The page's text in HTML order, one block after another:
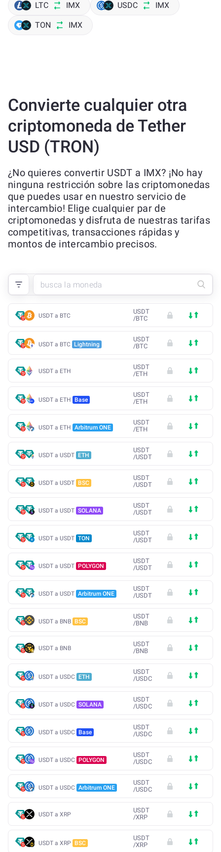
LTC IMX USDC IMX
TON IMX
Convierte cualquier otra
criptomoneda de Tether
USD (TRON)
¿No quieres convertir USDT a IMX? ¡No hay
ninguna restricción sobre las criptomonedas
que puedes usar en nuestro servicio de
intercambio! Elige cualquier par de
criptomonedas y disfruta de nuestras tarifas
competitivas, transacciones rápidas y
montos de intercambio precisos.
USDT a BTC
USDT
/BTC
USDT a BTC Lightning
USDT
/BTC
USDT a ETH
USDT
/ETH
USDT a ETH Base
USDT
/ETH
USDT a ETH Arbitrum ONE
USDT
/ETH
USDT a USDT ETH
USDT
/USDT
USDT a USDT BSC
USDT
/USDT
USDT a USDT SOLANA
USDT
/USDT
USDT a USDT TON
USDT
/USDT
USDT a USDT POLYGON
USDT
/USDT
USDT a USDT Arbitrum ONE
USDT
/USDT
USDT a BNB BSC
USDT
/BNB
USDT a BNB
USDT
/BNB
USDT a USDC ETH
USDT
/USDC
USDT a USDC SOLANA
USDT
/USDC
USDT a USDC Base
USDT
/USDC
USDT a USDC POLYGON
USDT
/USDC
USDT a USDC Arbitrum ONE
USDT
/USDC
USDT a XRP
USDT
/XRP
USDT a XRP BSC
USDT
/XRP